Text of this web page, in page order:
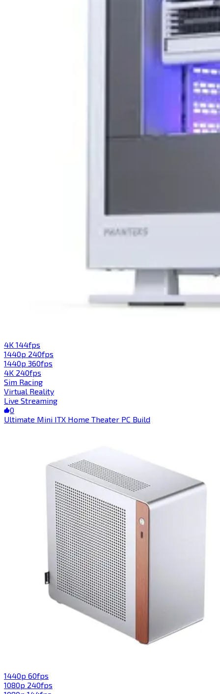
4K 144fps​​​​‌ ‍ ​‍​‍‌‍ ‌ ​‍‌‍‍‌‌‍‌ ‌‍‍‌‌‍ ‍​‍​‍​ ‍‍​‍​‍‌ ​ ‌‍​‌‌‍ ‍‌‍‍‌‌ ‌​‌ ‍‌​‍ ‍‌‍‍‌‌‍ ​‍​‍​‍ ​​‍​‍‌‍‍​‌ ​‍‌‍‌‌‌‍‌‍​‍​‍​ ‍‍​‍​‍​‍ ‌‍​‌‌‍‌​‌‍ ‌‌‍‍‌‌‍ ‍​‍ ‌‍‍‌‌‍ ‍‌ ‌​‌‍‌‌‌‍ ‍‌ ‌​​‍ ‌‍‌‌‌‍‌​‌‍‍‌‌ ‌​​‍ ‌‍ ‌‌‍ ‌‍‌​‌‍‌‌​ ‌‌ ​​‌ ​‍‌‍‌‌‌ ​ ‌‍‌‌‌‍ ‍‌ ‌​‌‍​‌‌ ‌​‌‍‍‌‌‍ ‌‍ ‍​ ‍ ‌‍‍‌‌‍‌​​ ‌​ ‌ ‌‍​‍‌‍‌‍​ ​‍‌‍‌‍‌‍‌​​ ​‍‌‍‌‌​‍ ‌‌‍​‍‌‍​ ​ ‌​​ ​‍​‍ ‌​ ‌​​ ‍‌​ ‍​​ ‍‌​‍ ‌​ ‍​‌‍‌​​ ​ ​ ‌​​‍ ‌​ ‌‍‌‍​‌​ ‍​​ ​​​ ‍​​ ‍​​ ​ ​ ‌​​ ​ ​ ‌​​ ‍​‌‍​‌​ ‍ ‌ ‌​‌ ‍‌‌ ​​‌‍‌‌​ ‌‌ ​​‌‍‌‌‌ ​‍‌‍‌‍‌‍ ‌ ​‍‌‍ ‌‌‍​‌‌‍ ‍‌‍​ ‌‍‌‌​ ‍ ‌ ​​‌‍​‌‌ ‌​‌‍‍​​ ‌‌‍ ‍‌‍​‌‌‍ ‌‌‍‌‌​ ‌‍​‍‌‍​‌‌ ​ ‌‍‌‌‌‌‌‌‌ ​‍‌‍ ​​ ‌​‍‌‌​ ​‍‌​‌‍‌‍​‌‌‍‌​‌‍ ‌‌‍‍‌‌‍ ‍​‍‌‍‌‍‍‌‌‍‌​​ ‌​ ‌ ‌‍​‍‌‍‌‍​ ​‍‌‍‌‍‌‍‌​​ ​‍‌‍‌‌​‍ ‌‌‍​‍‌‍​ ​ ‌​​ ​‍​‍ ‌​ ‌​​ ‍‌​ ‍​​ ‍‌​‍ ‌​ ‍​‌‍‌​​ ​ ​ ‌​​‍ ‌​ ‌‍‌‍​‌​ ‍​​ ​​​ ‍​​ ‍​​ ​ ​ ‌​​ ​ ​ ‌​​ ‍​‌‍​‌​‍‌‍‌ ‌​‌ ‍‌‌ ​​‌‍‌‌​ ‌‌ ​​‌‍‌‌‌ ​‍‌‍‌‍‌‍ ‌ ​‍‌‍ ‌‌‍​‌‌‍ ‍‌‍​ ‌‍‌‌​‍‌‍‌ ​​‌‍​‌‌ ‌​‌‍‍​​ ‌‌‍ ‍‌‍​‌‌‍ ‌‌‍‌‌​‍‌‍‌ ​​‌‍‌‌‌ ​‍‌ ​ ‌ ​​‌‍‌‌‌‍​ ‌ ‌​‌‍‍‌‌ ‌‍‌‍‌‌​ ‌‌ ​​‌ ‌‌‌‍​‍‌‍ ​‌‍‍‌‌ ​ ‌‍‍​‌‍‌‌‌‍‌​​‍​‍‌ ‌
1440p 240fps​​​​‌ ‍ ​‍​‍‌‍ ‌ ​‍‌‍‍‌‌‍‌ ‌‍‍‌‌‍ ‍​‍​‍​ ‍‍​‍​‍‌ ​ ‌‍​‌‌‍ ‍‌‍‍‌‌ ‌​‌ ‍‌​‍ ‍‌‍‍‌‌‍ ​‍​‍​‍ ​​‍​‍‌‍‍​‌ ​‍‌‍‌‌‌‍‌‍​‍​‍​ ‍‍​‍​‍​‍ ‌‍​‌‌‍‌​‌‍ ‌‌‍‍‌‌‍ ‍​‍ ‌‍‍‌‌‍ ‍‌ ‌​‌‍‌‌‌‍ ‍‌ ‌​​‍ ‌‍‌‌‌‍‌​‌‍‍‌‌ ‌​​‍ ‌‍ ‌‌‍ ‌‍‌​‌‍‌‌​ ‌‌ ​​‌ ​‍‌‍‌‌‌ ​ ‌‍‌‌‌‍ ‍‌ ‌​‌‍​‌‌ ‌​‌‍‍‌‌‍ ‌‍ ‍​ ‍ ‌‍‍‌‌‍‌​​ ‌‌‍​‍​ ​‌​ ​ ‌‍‌‍​ ​‍‌‍‌‍‌‍​ ​ ‍​​‍ ‌​ ​‌‌‍‌‌‌‍​‌​ ​‌​‍ ‌​ ‌​‌‍​‌‌‍​ ​ ​‍​‍ ‌​ ‍​​ ​​​ ‌‍‌‍​ ​‍ ‌‌‍​‌​ ​​​ ‍​​ ‍​​ ‍​​ ‌‍​ ‌ ​ ‌ ​ ​‍​ ‍​​ ​ ​ ​ ​ ‍ ‌ ‌​‌ ‍‌‌ ​​‌‍‌‌​ ‌‌ ​​‌‍‌‌‌ ​‍‌‍‌‍‌‍ ‌ ​‍‌‍ ‌‌‍​‌‌‍ ‍‌‍​ ‌‍‌‌​ ‍ ‌ ​​‌‍​‌‌ ‌​‌‍‍​​ ‌‌‍ ‍‌‍​‌‌‍ ‌‌‍‌‌​ ‌‍​‍‌‍​‌‌ ​ ‌‍‌‌‌‌‌‌‌ ​‍‌‍ ​​ ‌​‍‌‌​ ​‍‌​‌‍‌‍​‌‌‍‌​‌‍ ‌‌‍‍‌‌‍ ‍​‍‌‍‌‍‍‌‌‍‌​​ ‌‌‍​‍​ ​‌​ ​ ‌‍‌‍​ ​‍‌‍‌‍‌‍​ ​ ‍​​‍ ‌​ ​‌‌‍‌‌‌‍​‌​ ​‌​‍ ‌​ ‌​‌‍​‌‌‍​ ​ ​‍​‍ ‌​ ‍​​ ​​​ ‌‍‌‍​ ​‍ ‌‌‍​‌​ ​​​ ‍​​ ‍​​ ‍​​ ‌‍​ ‌ ​ ‌ ​ ​‍​ ‍​​ ​ ​ ​ ​‍‌‍‌ ‌​‌ ‍‌‌ ​​‌‍‌‌​ ‌‌ ​​‌‍‌‌‌ ​‍‌‍‌‍‌‍ ‌ ​‍‌‍ ‌‌‍​‌‌‍ ‍‌‍​ ‌‍‌‌​‍‌‍‌ ​​‌‍​‌‌ ‌​‌‍‍​​ ‌‌‍ ‍‌‍​‌‌‍ ‌‌‍‌‌​‍‌‍‌ ​​‌‍‌‌‌ ​‍‌ ​ ‌ ​​‌‍‌‌‌‍​ ‌ ‌​‌‍‍‌‌ ‌‍‌‍‌‌​ ‌‌ ​​‌ ‌‌‌‍​‍‌‍ ​‌‍‍‌‌ ​ ‌‍‍​‌‍‌‌‌‍‌​​‍​‍‌ ‌
1440p 360fps​​​​‌ ‍ ​‍​‍‌‍ ‌ ​‍‌‍‍‌‌‍‌ ‌‍‍‌‌‍ ‍​‍​‍​ ‍‍​‍​‍‌ ​ ‌‍​‌‌‍ ‍‌‍‍‌‌ ‌​‌ ‍‌​‍ ‍‌‍‍‌‌‍ ​‍​‍​‍ ​​‍​‍‌‍‍​‌ ​‍‌‍‌‌‌‍‌‍​‍​‍​ ‍‍​‍​‍​‍ ‌‍​‌‌‍‌​‌‍ ‌‌‍‍‌‌‍ ‍​‍ ‌‍‍‌‌‍ ‍‌ ‌​‌‍‌‌‌‍ ‍‌ ‌​​‍ ‌‍‌‌‌‍‌​‌‍‍‌‌ ‌​​‍ ‌‍ ‌‌‍ ‌‍‌​‌‍‌‌​ ‌‌ ​​‌ ​‍‌‍‌‌‌ ​ ‌‍‌‌‌‍ ‍‌ ‌​‌‍​‌‌ ‌​‌‍‍‌‌‍ ‌‍ ‍​ ‍ ‌‍‍‌‌‍‌​​ ‌​ ‌‍​ ‌‌​ ‍​‌‍​‍​ ‌​​ ‌​‌‍‌​‌‍​ ​‍ ‌​ ‌​​ ‌‍‌‍​ ​ ‌​​‍ ‌​ ‌​​ ‌‌​ ‍​​ ​‌​‍ ‌​ ‍‌​ ‌‌‌‍‌‍​ ‌ ​‍ ‌​ ​ ​ ‌ ​ ‍‌‌‍‌‌​ ‌‌​ ​ ​ ‌‍‌‍​ ​ ​‍​ ‌​‌‍‌‍​ ‍‌​ ‍ ‌ ‌​‌ ‍‌‌ ​​‌‍‌‌​ ‌‌ ​​‌‍‌‌‌ ​‍‌‍‌‍‌‍ ‌ ​‍‌‍ ‌‌‍​‌‌‍ ‍‌‍​ ‌‍‌‌​ ‍ ‌ ​​‌‍​‌‌ ‌​‌‍‍​​ ‌‌‍ ‍‌‍​‌‌‍ ‌‌‍‌‌​ ‌‍​‍‌‍​‌‌ ​ ‌‍‌‌‌‌‌‌‌ ​‍‌‍ ​​ ‌​‍‌‌​ ​‍‌​‌‍‌‍​‌‌‍‌​‌‍ ‌‌‍‍‌‌‍ ‍​‍‌‍‌‍‍‌‌‍‌​​ ‌​ ‌‍​ ‌‌​ ‍​‌‍​‍​ ‌​​ ‌​‌‍‌​‌‍​ ​‍ ‌​ ‌​​ ‌‍‌‍​ ​ ‌​​‍ ‌​ ‌​​ ‌‌​ ‍​​ ​‌​‍ ‌​ ‍‌​ ‌‌‌‍‌‍​ ‌ ​‍ ‌​ ​ ​ ‌ ​ ‍‌‌‍‌‌​ ‌‌​ ​ ​ ‌‍‌‍​ ​ ​‍​ ‌​‌‍‌‍​ ‍‌​‍‌‍‌ ‌​‌ ‍‌‌ ​​‌‍‌‌​ ‌‌ ​​‌‍‌‌‌ ​‍‌‍‌‍‌‍ ‌ ​‍‌‍ ‌‌‍​‌‌‍ ‍‌‍​ ‌‍‌‌​‍‌‍‌ ​​‌‍​‌‌ ‌​‌‍‍​​ ‌‌‍ ‍‌‍​‌‌‍ ‌‌‍‌‌​‍‌‍‌ ​​‌‍‌‌‌ ​‍‌ ​ ‌ ​​‌‍‌‌‌‍​ ‌ ‌​‌‍‍‌‌ ‌‍‌‍‌‌​ ‌‌ ​​‌ ‌‌‌‍​‍‌‍ ​‌‍‍‌‌ ​ ‌‍‍​‌‍‌‌‌‍‌​​‍​‍‌ ‌
4K 240fps​​​​‌ ‍ ​‍​‍‌‍ ‌ ​‍‌‍‍‌‌‍‌ ‌‍‍‌‌‍ ‍​‍​‍​ ‍‍​‍​‍‌ ​ ‌‍​‌‌‍ ‍‌‍‍‌‌ ‌​‌ ‍‌​‍ ‍‌‍‍‌‌‍ ​‍​‍​‍ ​​‍​‍‌‍‍​‌ ​‍‌‍‌‌‌‍‌‍​‍​‍​ ‍‍​‍​‍​‍ ‌‍​‌‌‍‌​‌‍ ‌‌‍‍‌‌‍ ‍​‍ ‌‍‍‌‌‍ ‍‌ ‌​‌‍‌‌‌‍ ‍‌ ‌​​‍ ‌‍‌‌‌‍‌​‌‍‍‌‌ ‌​​‍ ‌‍ ‌‌‍ ‌‍‌​‌‍‌‌​ ‌‌ ​​‌ ​‍‌‍‌‌‌ ​ ‌‍‌‌‌‍ ‍‌ ‌​‌‍​‌‌ ‌​‌‍‍‌‌‍ ‌‍ ‍​ ‍ ‌‍‍‌‌‍‌​​ ‌‌‍​‍​ ‌‍​ ​‍‌‍‌‌‌‍​‌​ ​‍‌‍​‍​ ‌​​‍ ‌​ ​​​ ‌​‌‍‌‍​ ‌​​‍ ‌​ ‌​‌‍‌​‌‍​‍​ ​‌​‍ ‌‌‍​‌​ ‌ ​ ‌​​ ​‌​‍ ‌​ ‌‌​ ‍​​ ‌​​ ‌‍​ ​ ​ ‍​‌‍‌‍​ ‌‌​ ‍​​ ‌‍​ ‌​‌‍‌‌​ ‍ ‌ ‌​‌ ‍‌‌ ​​‌‍‌‌​ ‌‌ ​​‌‍‌‌‌ ​‍‌‍‌‍‌‍ ‌ ​‍‌‍ ‌‌‍​‌‌‍ ‍‌‍​ ‌‍‌‌​ ‍ ‌ ​​‌‍​‌‌ ‌​‌‍‍​​ ‌‌‍ ‍‌‍​‌‌‍ ‌‌‍‌‌​ ‌‍​‍‌‍​‌‌ ​ ‌‍‌‌‌‌‌‌‌ ​‍‌‍ ​​ ‌​‍‌‌​ ​‍‌​‌‍‌‍​‌‌‍‌​‌‍ ‌‌‍‍‌‌‍ ‍​‍‌‍‌‍‍‌‌‍‌​​ ‌‌‍​‍​ ‌‍​ ​‍‌‍‌‌‌‍​‌​ ​‍‌‍​‍​ ‌​​‍ ‌​ ​​​ ‌​‌‍‌‍​ ‌​​‍ ‌​ ‌​‌‍‌​‌‍​‍​ ​‌​‍ ‌‌‍​‌​ ‌ ​ ‌​​ ​‌​‍ ‌​ ‌‌​ ‍​​ ‌​​ ‌‍​ ​ ​ ‍​‌‍‌‍​ ‌‌​ ‍​​ ‌‍​ ‌​‌‍‌‌​‍‌‍‌ ‌​‌ ‍‌‌ ​​‌‍‌‌​ ‌‌ ​​‌‍‌‌‌ ​‍‌‍‌‍‌‍ ‌ ​‍‌‍ ‌‌‍​‌‌‍ ‍‌‍​ ‌‍‌‌​‍‌‍‌ ​​‌‍​‌‌ ‌​‌‍‍​​ ‌‌‍ ‍‌‍​‌‌‍ ‌‌‍‌‌​‍‌‍‌ ​​‌‍‌‌‌ ​‍‌ ​ ‌ ​​‌‍‌‌‌‍​ ‌ ‌​‌‍‍‌‌ ‌‍‌‍‌‌​ ‌‌ ​​‌ ‌‌‌‍​‍‌‍ ​‌‍‍‌‌ ​ ‌‍‍​‌‍‌‌‌‍‌​​‍​‍‌ ‌
Sim Racing​​​​‌ ‍ ​‍​‍‌‍ ‌ ​‍‌‍‍‌‌‍‌ ‌‍‍‌‌‍ ‍​‍​‍​ ‍‍​‍​‍‌ ​ ‌‍​‌‌‍ ‍‌‍‍‌‌ ‌​‌ ‍‌​‍ ‍‌‍‍‌‌‍ ​‍​‍​‍ ​​‍​‍‌‍‍​‌ ​‍‌‍‌‌‌‍‌‍​‍​‍​ ‍‍​‍​‍​‍ ‌‍​‌‌‍‌​‌‍ ‌‌‍‍‌‌‍ ‍​‍ ‌‍‍‌‌‍ ‍‌ ‌​‌‍‌‌‌‍ ‍‌ ‌​​‍ ‌‍‌‌‌‍‌​‌‍‍‌‌ ‌​​‍ ‌‍ ‌‌‍ ‌‍‌​‌‍‌‌​ ‌‌ ​​‌ ​‍‌‍‌‌‌ ​ ‌‍‌‌‌‍ ‍‌ ‌​‌‍​‌‌ ‌​‌‍‍‌‌‍ ‌‍ ‍​ ‍ ‌‍‍‌‌‍‌​​ ‌​ ‌​​ ‌‍‌‍‌‌​ ‌​​ ​‍​ ‌ ​ ‌ ​ ‍‌​‍ ‌‌‍‌​‌‍‌‌​ ‍‌​ ‍​​‍ ‌​ ‌​‌‍‌​‌‍‌‍​ ‌‍​‍ ‌​ ‍‌‌‍​ ​ ‌​​ ​​​‍ ‌​ ‌‌‌‍‌​​ ​​​ ‌​​ ​‌​ ​‍‌‍​‌‌‍‌‍‌‍‌​​ ‌ ‌‍‌​‌‍‌‍​ ‍ ‌ ‌​‌ ‍‌‌ ​​‌‍‌‌​ ‌‌ ‌​‌‍​‌‌‍‌ ​ ‍ ‌ ​​‌‍​‌‌ ‌​‌‍‍​​ ‌‌‍ ‍‌‍​‌‌‍ ‌‌‍‌‌​ ‌‍​‍‌‍​‌‌ ​ ‌‍‌‌‌‌‌‌‌ ​‍‌‍ ​​ ‌​‍‌‌​ ​‍‌​‌‍‌‍​‌‌‍‌​‌‍ ‌‌‍‍‌‌‍ ‍​‍‌‍‌‍‍‌‌‍‌​​ ‌​ ‌​​ ‌‍‌‍‌‌​ ‌​​ ​‍​ ‌ ​ ‌ ​ ‍‌​‍ ‌‌‍‌​‌‍‌‌​ ‍‌​ ‍​​‍ ‌​ ‌​‌‍‌​‌‍‌‍​ ‌‍​‍ ‌​ ‍‌‌‍​ ​ ‌​​ ​​​‍ ‌​ ‌‌‌‍‌​​ ​​​ ‌​​ ​‌​ ​‍‌‍​‌‌‍‌‍‌‍‌​​ ‌ ‌‍‌​‌‍‌‍​‍‌‍‌ ‌​‌ ‍‌‌ ​​‌‍‌‌​ ‌‌ ‌​‌‍​‌‌‍‌ ​‍‌‍‌ ​​‌‍​‌‌ ‌​‌‍‍​​ ‌‌‍ ‍‌‍​‌‌‍ ‌‌‍‌‌​‍‌‍‌ ​​‌‍‌‌‌ ​‍‌ ​ ‌ ​​‌‍‌‌‌‍​ ‌ ‌​‌‍‍‌‌ ‌‍‌‍‌‌​ ‌‌ ​​‌ ‌‌‌‍​‍‌‍ ​‌‍‍‌‌ ​ ‌‍‍​‌‍‌‌‌‍‌​​‍​‍‌ ‌
Virtual Reality​​​​‌ ‍ ​‍​‍‌‍ ‌ ​‍‌‍‍‌‌‍‌ ‌‍‍‌‌‍ ‍​‍​‍​ ‍‍​‍​‍‌ ​ ‌‍​‌‌‍ ‍‌‍‍‌‌ ‌​‌ ‍‌​‍ ‍‌‍‍‌‌‍ ​‍​‍​‍ ​​‍​‍‌‍‍​‌ ​‍‌‍‌‌‌‍‌‍​‍​‍​ ‍‍​‍​‍​‍ ‌‍​‌‌‍‌​‌‍ ‌‌‍‍‌‌‍ ‍​‍ ‌‍‍‌‌‍ ‍‌ ‌​‌‍‌‌‌‍ ‍‌ ‌​​‍ ‌‍‌‌‌‍‌​‌‍‍‌‌ ‌​​‍ ‌‍ ‌‌‍ ‌‍‌​‌‍‌‌​ ‌‌ ​​‌ ​‍‌‍‌‌‌ ​ ‌‍‌‌‌‍ ‍‌ ‌​‌‍​‌‌ ‌​‌‍‍‌‌‍ ‌‍ ‍​ ‍ ‌‍‍‌‌‍‌​​ ‌​ ​‌​ ​‌‌‍​‌​ ‍‌‌‍‌‌‌‍​‍​ ‌ ​ ​‍​‍ ‌​ ‌​‌‍‌​​ ​‍​ ‌​​‍ ‌​ ‌​​ ​​‌‍‌​​ ​‍​‍ ‌‌‍​‌‌‍​‌‌‍‌​‌‍​‌​‍ ‌‌‍‌‍‌‍‌​‌‍​‍​ ‍‌​ ‌ ​ ‌‍‌‍​‌​ ‌ ‌‍​‍​ ‍​​ ‍‌‌‍‌‍​ ‍ ‌ ‌​‌ ‍‌‌ ​​‌‍‌‌​ ‌‌ ‌​‌‍​‌‌‍‌ ​ ‍ ‌ ​​‌‍​‌‌ ‌​‌‍‍​​ ‌‌‍ ‍‌‍​‌‌‍ ‌‌‍‌‌​ ‌‍​‍‌‍​‌‌ ​ ‌‍‌‌‌‌‌‌‌ ​‍‌‍ ​​ ‌​‍‌‌​ ​‍‌​‌‍‌‍​‌‌‍‌​‌‍ ‌‌‍‍‌‌‍ ‍​‍‌‍‌‍‍‌‌‍‌​​ ‌​ ​‌​ ​‌‌‍​‌​ ‍‌‌‍‌‌‌‍​‍​ ‌ ​ ​‍​‍ ‌​ ‌​‌‍‌​​ ​‍​ ‌​​‍ ‌​ ‌​​ ​​‌‍‌​​ ​‍​‍ ‌‌‍​‌‌‍​‌‌‍‌​‌‍​‌​‍ ‌‌‍‌‍‌‍‌​‌‍​‍​ ‍‌​ ‌ ​ ‌‍‌‍​‌​ ‌ ‌‍​‍​ ‍​​ ‍‌‌‍‌‍​‍‌‍‌ ‌​‌ ‍‌‌ ​​‌‍‌‌​ ‌‌ ‌​‌‍​‌‌‍‌ ​‍‌‍‌ ​​‌‍​‌‌ ‌​‌‍‍​​ ‌‌‍ ‍‌‍​‌‌‍ ‌‌‍‌‌​‍‌‍‌ ​​‌‍‌‌‌ ​‍‌ ​ ‌ ​​‌‍‌‌‌‍​ ‌ ‌​‌‍‍‌‌ ‌‍‌‍‌‌​ ‌‌ ​​‌ ‌‌‌‍​‍‌‍ ​‌‍‍‌‌ ​ ‌‍‍​‌‍‌‌‌‍‌​​‍​‍‌ ‌
Live Streaming​​​​‌ ‍ ​‍​‍‌‍ ‌ ​‍‌‍‍‌‌‍‌ ‌‍‍‌‌‍ ‍​‍​‍​ ‍‍​‍​‍‌ ​ ‌‍​‌‌‍ ‍‌‍‍‌‌ ‌​‌ ‍‌​‍ ‍‌‍‍‌‌‍ ​‍​‍​‍ ​​‍​‍‌‍‍​‌ ​‍‌‍‌‌‌‍‌‍​‍​‍​ ‍‍​‍​‍​‍ ‌‍​‌‌‍‌​‌‍ ‌‌‍‍‌‌‍ ‍​‍ ‌‍‍‌‌‍ ‍‌ ‌​‌‍‌‌‌‍ ‍‌ ‌​​‍ ‌‍‌‌‌‍‌​‌‍‍‌‌ ‌​​‍ ‌‍ ‌‌‍ ‌‍‌​‌‍‌‌​ ‌‌ ​​‌ ​‍‌‍‌‌‌ ​ ‌‍‌‌‌‍ ‍‌ ‌​‌‍​‌‌ ‌​‌‍‍‌‌‍ ‌‍ ‍​ ‍ ‌‍‍‌‌‍‌​​ ‌​ ​‌‌‍​‍​ ‌‍‌‍​‌‌‍​ ​ ​‌‌‍​‍​ ​‍​‍ ‌‌‍‌​​ ‌ ​ ‍​​ ‌‍​‍ ‌​ ‌​​ ‍​‌‍‌‌​ ‍‌​‍ ‌‌‍​‍​ ​‌‌‍‌‌‌‍‌​​‍ ‌​ ​​‌‍​‍​ ‍‌​ ‌ ‌‍​‍‌‍‌​​ ‌ ​ ‌ ​ ​‌‌‍‌​​ ​​‌‍‌​​ ‍ ‌ ‌​‌ ‍‌‌ ​​‌‍‌‌​ ‌‌ ‌​‌‍​‌‌‍‌ ​ ‍ ‌ ​​‌‍​‌‌ ‌​‌‍‍​​ ‌‌‍ ‍‌‍​‌‌‍ ‌‌‍‌‌​ ‌‍​‍‌‍​‌‌ ​ ‌‍‌‌‌‌‌‌‌ ​‍‌‍ ​​ ‌​‍‌‌​ ​‍‌​‌‍‌‍​‌‌‍‌​‌‍ ‌‌‍‍‌‌‍ ‍​‍‌‍‌‍‍‌‌‍‌​​ ‌​ ​‌‌‍​‍​ ‌‍‌‍​‌‌‍​ ​ ​‌‌‍​‍​ ​‍​‍ ‌‌‍‌​​ ‌ ​ ‍​​ ‌‍​‍ ‌​ ‌​​ ‍​‌‍‌‌​ ‍‌​‍ ‌‌‍​‍​ ​‌‌‍‌‌‌‍‌​​‍ ‌​ ​​‌‍​‍​ ‍‌​ ‌ ‌‍​‍‌‍‌​​ ‌ ​ ‌ ​ ​‌‌‍‌​​ ​​‌‍‌​​‍‌‍‌ ‌​‌ ‍‌‌ ​​‌‍‌‌​ ‌‌ ‌​‌‍​‌‌‍‌ ​‍‌‍‌ ​​‌‍​‌‌ ‌​‌‍‍​​ ‌‌‍ ‍‌‍​‌‌‍ ‌‌‍‌‌​‍‌‍‌ ​​‌‍‌‌‌ ​‍‌ ​ ‌ ​​‌‍‌‌‌‍​ ‌ ‌​‌‍‍‌‌ ‌‍‌‍‌‌​ ‌‌ ​​‌ ‌‌‌‍​‍‌‍ ​‌‍‍‌‌ ​ ‌‍‍​‌‍‌‌‌‍‌​​‍​‍‌ ‌
0
Ultimate Mini ITX Home Theater PC Build​​​​‌ ‍ ​‍​‍‌‍ ‌ ​‍‌‍‍‌‌‍‌ ‌‍‍‌‌‍ ‍​‍​‍​ ‍‍​‍​‍‌ ​ ‌‍​‌‌‍ ‍‌‍‍‌‌ ‌​‌ ‍‌​‍ ‍‌‍‍‌‌‍ ​‍​‍​‍ ​​‍​‍‌‍‍​‌ ​‍‌‍‌‌‌‍‌‍​‍​‍​ ‍‍​‍​‍​‍ ‌‍​‌‌‍‌​‌‍ ‌‌‍‍‌‌‍ ‍​‍ ‌‍‍‌‌‍ ‍‌ ‌​‌‍‌‌‌‍ ‍‌ ‌​​‍ ‌‍‌‌‌‍‌​‌‍‍‌‌ ‌​​‍ ‌‍ ‌‌‍ ‌‍‌​‌‍‌‌​ ‌‌ ​​‌ ​‍‌‍‌‌‌ ​ ‌‍‌‌‌‍ ‍‌ ‌​‌‍​‌‌ ‌​‌‍‍‌‌‍ ‌‍ ‍​ ‍ ‌‍‍‌‌‍‌​​ ‌​ ‌​​ ‌‌​ ​​​ ​​​ ‍‌​ ‌​​ ‌ ‌‍‌​​‍ ‌‌‍​‌​ ​‍‌‍‌​​ ‌‍​‍ ‌​ ‌​​ ​‍​ ‌ ‌‍​ ​‍ ‌​ ‍​​ ​ ‌‍​‍​ ​‍​‍ ‌‌‍​‍‌‍​‌​ ‌‌‌‍‌‍​ ​‍​ ​‌‌‍‌‌​ ​ ​ ‌‌‌‍​ ​ ‌‍‌‍​ ​ ‍ ‌ ‌​‌ ‍‌‌ ​​‌‍‌‌​ ‌‌‍​‍‌ ‌‌‌‍‍‌‌‍ ​‌‍‌​​ ‍ ‌ ​​‌‍​‌‌ ‌​‌‍‍​​ ‌‌‍‍‌​ ​‌​ ‍​‌‍ ‍‌‌ ‌‍ ‍‌‍​‌‌‍ ‌‌‍‌‌​‍‌‌​ ‌‌‌​​‍‌‌ ‌‍‍ ‌‍‌‌‌ ‍‌​‍‌‌​ ​ ‌​‌​​‍‌‌​ ​ ‌​‌​​‍‌‌​ ​‍​ ​‍‌‍‌‌‌‍ ‍​‍‌‌​ ​‍​ ​‍​‍‌‌​ ‌‌‌​‌​​‍ ‍‌ ‌‍‌‍​‌‌‍ ​‌ ‌‌‌‍‌‌​ ‌‍​‍‌‍​‌‌ ​ ‌‍‌‌‌‌‌‌‌ ​‍‌‍ ​​ ‌​‍‌‌​ ​‍‌​‌‍‌‍​‌‌‍‌​‌‍ ‌‌‍‍‌‌‍ ‍​‍‌‍‌‍‍‌‌‍‌​​ ‌​ ‌​​ ‌‌​ ​​​ ​​​ ‍‌​ ‌​​ ‌ ‌‍‌​​‍ ‌‌‍​‌​ ​‍‌‍‌​​ ‌‍​‍ ‌​ ‌​​ ​‍​ ‌ ‌‍​ ​‍ ‌​ ‍​​ ​ ‌‍​‍​ ​‍​‍ ‌‌‍​‍‌‍​‌​ ‌‌‌‍‌‍​ ​‍​ ​‌‌‍‌‌​ ​ ​ ‌‌‌‍​ ​ ‌‍‌‍​ ​‍‌‍‌ ‌​‌ ‍‌‌ ​​‌‍‌‌​ ‌‌‍​‍‌ ‌‌‌‍‍‌‌‍ ​‌‍‌​​‍‌‍‌ ​​‌‍​‌‌ ‌​‌‍‍​​ ‌‌‍‍‌​ ​‌​ ‍​‌‍ ‍‌‌ ‌‍ ‍‌‍​‌‌‍ ‌‌‍‌‌​‍‌‌​ ‌‌‌​​‍‌‌ ‌‍‍ ‌‍‌‌‌ ‍‌​‍‌‌​ ​ ‌​‌​​‍‌‌​ ​ ‌​‌​​‍‌‌​ ​‍​ ​‍‌‍‌‌‌‍ ‍​‍‌‌​ ​‍​ ​‍​‍‌‌​ ‌‌‌​‌​​‍ ‍‌ ‌‍‌‍​‌‌‍ ​‌ ‌‌‌‍‌‌​‍‌‍‌ ​​‌‍‌‌‌ ​‍‌ ​ ‌ ​​‌‍‌‌‌‍​ ‌ ‌​‌‍‍‌‌ ‌‍‌‍‌‌​ ‌‌ ​​‌ ‌‌‌‍​‍‌‍ ​‌‍‍‌‌ ​ ‌‍‍​‌‍‌‌‌‍‌​​‍​‍‌ ‌
1440p 60fps​​​​‌ ‍ ​‍​‍‌‍ ‌ ​‍‌‍‍‌‌‍‌ ‌‍‍‌‌‍ ‍​‍​‍​ ‍‍​‍​‍‌ ​ ‌‍​‌‌‍ ‍‌‍‍‌‌ ‌​‌ ‍‌​‍ ‍‌‍‍‌‌‍ ​‍​‍​‍ ​​‍​‍‌‍‍​‌ ​‍‌‍‌‌‌‍‌‍​‍​‍​ ‍‍​‍​‍​‍ ‌‍​‌‌‍‌​‌‍ ‌‌‍‍‌‌‍ ‍​‍ ‌‍‍‌‌‍ ‍‌ ‌​‌‍‌‌‌‍ ‍‌ ‌​​‍ ‌‍‌‌‌‍‌​‌‍‍‌‌ ‌​​‍ ‌‍ ‌‌‍ ‌‍‌​‌‍‌‌​ ‌‌ ​​‌ ​‍‌‍‌‌‌ ​ ‌‍‌‌‌‍ ‍‌ ‌​‌‍​‌‌ ‌​‌‍‍‌‌‍ ‌‍ ‍​ ‍ ‌‍‍‌‌‍‌​​ ‌​ ​‍​ ‌ ‌‍​ ​ ‍​​ ‍‌‌‍​‍​ ‌ ​ ​​​‍ ‌​ ​‍​ ‍‌​ ‍​‌‍‌‍​‍ ‌​ ‌​​ ‍‌​ ‌‍​ ‍‌​‍ ‌‌‍​‌​ ​‌​ ‌​​ ‍​​‍ ‌​ ​​​ ​ ​ ‌ ‌‍​‌‌‍​‌​ ‍‌​ ‍​​ ‌‍​ ​ ‌‍​ ​ ​ ​ ​ ​ ‍ ‌ ‌​‌ ‍‌‌ ​​‌‍‌‌​ ‌‌ ​​‌‍‌‌‌ ​‍‌‍‌‍‌‍ ‌ ​‍‌‍ ‌‌‍​‌‌‍ ‍‌‍​ ‌‍‌‌​ ‍ ‌ ​​‌‍​‌‌ ‌​‌‍‍​​ ‌‌‍ ‍‌‍​‌‌‍ ‌‌‍‌‌​ ‌‍​‍‌‍​‌‌ ​ ‌‍‌‌‌‌‌‌‌ ​‍‌‍ ​​ ‌​‍‌‌​ ​‍‌​‌‍‌‍​‌‌‍‌​‌‍ ‌‌‍‍‌‌‍ ‍​‍‌‍‌‍‍‌‌‍‌​​ ‌​ ​‍​ ‌ ‌‍​ ​ ‍​​ ‍‌‌‍​‍​ ‌ ​ ​​​‍ ‌​ ​‍​ ‍‌​ ‍​‌‍‌‍​‍ ‌​ ‌​​ ‍‌​ ‌‍​ ‍‌​‍ ‌‌‍​‌​ ​‌​ ‌​​ ‍​​‍ ‌​ ​​​ ​ ​ ‌ ‌‍​‌‌‍​‌​ ‍‌​ ‍​​ ‌‍​ ​ ‌‍​ ​ ​ ​ ​ ​‍‌‍‌ ‌​‌ ‍‌‌ ​​‌‍‌‌​ ‌‌ ​​‌‍‌‌‌ ​‍‌‍‌‍‌‍ ‌ ​‍‌‍ ‌‌‍​‌‌‍ ‍‌‍​ ‌‍‌‌​‍‌‍‌ ​​‌‍​‌‌ ‌​‌‍‍​​ ‌‌‍ ‍‌‍​‌‌‍ ‌‌‍‌‌​‍‌‍‌ ​​‌‍‌‌‌ ​‍‌ ​ ‌ ​​‌‍‌‌‌‍​ ‌ ‌​‌‍‍‌‌ ‌‍‌‍‌‌​ ‌‌ ​​‌ ‌‌‌‍​‍‌‍ ​‌‍‍‌‌ ​ ‌‍‍​‌‍‌‌‌‍‌​​‍​‍‌ ‌
1080p 240fps​​​​‌ ‍ ​‍​‍‌‍ ‌ ​‍‌‍‍‌‌‍‌ ‌‍‍‌‌‍ ‍​‍​‍​ ‍‍​‍​‍‌ ​ ‌‍​‌‌‍ ‍‌‍‍‌‌ ‌​‌ ‍‌​‍ ‍‌‍‍‌‌‍ ​‍​‍​‍ ​​‍​‍‌‍‍​‌ ​‍‌‍‌‌‌‍‌‍​‍​‍​ ‍‍​‍​‍​‍ ‌‍​‌‌‍‌​‌‍ ‌‌‍‍‌‌‍ ‍​‍ ‌‍‍‌‌‍ ‍‌ ‌​‌‍‌‌‌‍ ‍‌ ‌​​‍ ‌‍‌‌‌‍‌​‌‍‍‌‌ ‌​​‍ ‌‍ ‌‌‍ ‌‍‌​‌‍‌‌​ ‌‌ ​​‌ ​‍‌‍‌‌‌ ​ ‌‍‌‌‌‍ ‍‌ ‌​‌‍​‌‌ ‌​‌‍‍‌‌‍ ‌‍ ‍​ ‍ ‌‍‍‌‌‍‌​​ ‌‌‍​‍​ ​​‌‍‌​‌‍​ ‌‍‌‌‌‍​‍​ ​‌​ ​​​‍ ‌‌‍‌​‌‍‌​​ ​‌​ ​​​‍ ‌​ ‌​‌‍​‌​ ‌ ​ ‌‍​‍ ‌‌‍​‍‌‍‌​‌‍​‍‌‍​‌​‍ ‌​ ​‍‌‍‌‍‌‍​ ​ ​‌​ ​‍​ ‍​​ ‌‌​ ‌ ​ ​ ​ ‌ ​ ​ ‌‍‌‌​ ‍ ‌ ‌​‌ ‍‌‌ ​​‌‍‌‌​ ‌‌ ​​‌‍‌‌‌ ​‍‌‍‌‍‌‍ ‌ ​‍‌‍ ‌‌‍​‌‌‍ ‍‌‍​ ‌‍‌‌​ ‍ ‌ ​​‌‍​‌‌ ‌​‌‍‍​​ ‌‌‍ ‍‌‍​‌‌‍ ‌‌‍‌‌​ ‌‍​‍‌‍​‌‌ ​ ‌‍‌‌‌‌‌‌‌ ​‍‌‍ ​​ ‌​‍‌‌​ ​‍‌​‌‍‌‍​‌‌‍‌​‌‍ ‌‌‍‍‌‌‍ ‍​‍‌‍‌‍‍‌‌‍‌​​ ‌‌‍​‍​ ​​‌‍‌​‌‍​ ‌‍‌‌‌‍​‍​ ​‌​ ​​​‍ ‌‌‍‌​‌‍‌​​ ​‌​ ​​​‍ ‌​ ‌​‌‍​‌​ ‌ ​ ‌‍​‍ ‌‌‍​‍‌‍‌​‌‍​‍‌‍​‌​‍ ‌​ ​‍‌‍‌‍‌‍​ ​ ​‌​ ​‍​ ‍​​ ‌‌​ ‌ ​ ​ ​ ‌ ​ ​ ‌‍‌‌​‍‌‍‌ ‌​‌ ‍‌‌ ​​‌‍‌‌​ ‌‌ ​​‌‍‌‌‌ ​‍‌‍‌‍‌‍ ‌ ​‍‌‍ ‌‌‍​‌‌‍ ‍‌‍​ ‌‍‌‌​‍‌‍‌ ​​‌‍​‌‌ ‌​‌‍‍​​ ‌‌‍ ‍‌‍​‌‌‍ ‌‌‍‌‌​‍‌‍‌ ​​‌‍‌‌‌ ​‍‌ ​ ‌ ​​‌‍‌‌‌‍​ ‌ ‌​‌‍‍‌‌ ‌‍‌‍‌‌​ ‌‌ ​​‌ ‌‌‌‍​‍‌‍ ​‌‍‍‌‌ ​ ‌‍‍​‌‍‌‌‌‍‌​​‍​‍‌ ‌